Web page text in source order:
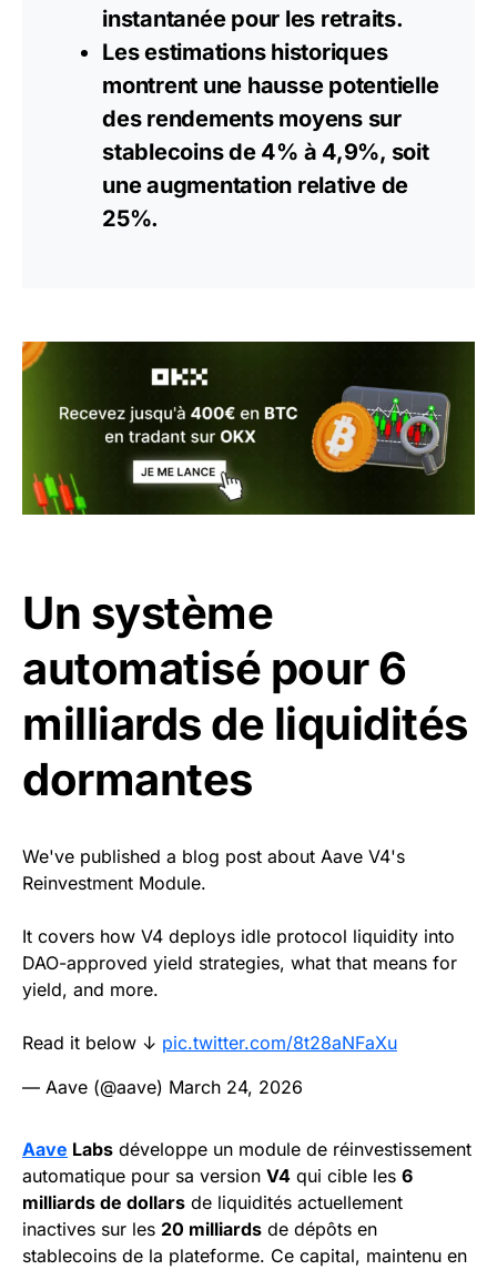
instantanée pour les retraits.
Les estimations historiques
montrent une hausse potentielle
des rendements moyens sur
stablecoinsde 4% à 4,9%, soit
une augmentation relative de
25%.
Un système
automatisé pour 6
milliards de liquidités
dormantes
We've published a blog post about Aave V4's
Reinvestment Module.
It covers how V4 deploys idle protocol liquidity into
DAO-approved yield strategies, what that means for
yield, and more.
Read it below ↓ pic.twitter.com/8t28aNFaXu
— Aave (@aave) March 24, 2026
Aave Labs développe un module de réinvestissement
automatique pour sa version V4 qui cible les 6
milliards de dollars de liquidités actuellement
inactives sur les 20 milliards de dépôts en
stablecoins de la plateforme. Ce capital, maintenu en